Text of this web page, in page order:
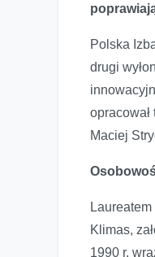
Polska
drugi
Maciej
Klimas,
1990 r.